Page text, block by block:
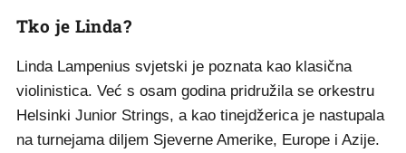
Tko je Linda?
Linda Lampenius svjetski je poznata kao klasična
violinistica. Već s osam godina pridružila se orkestru
Helsinki Junior Strings, a kao tinejdžerica je nastupala
na turnejama diljem Sjeverne Amerike, Europe i Azije.